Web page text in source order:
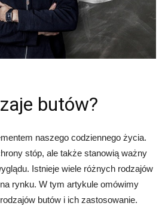
butów?
naszego codziennego życia.
stóp, ale także stanowią ważny
Istnieje wiele różnych rodzajów
rynku. W tym artykule omówimy
butów i ich zastosowanie.